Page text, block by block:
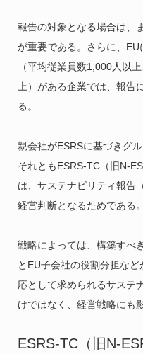
報告の対象となる場合は、
が重要である。さらに、
（平均従業員数1,000人以
上）がある企業では、報告
る。
親会社がESRSに基づきグ
それともESRS-TC（旧N-
は、サステナビリティ報告
経営判断となるためである。
戦略によっては、構築すべ
とEU子会社の役割分担な
応として求められるサステ
けではなく、経営戦略にも
ESRS-TC（旧N-